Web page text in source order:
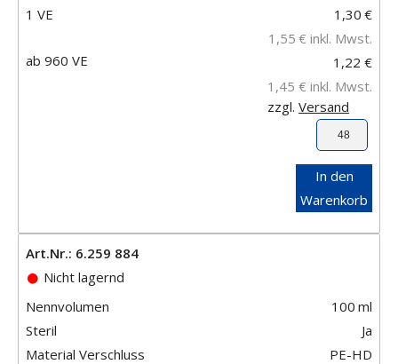
1 VE
1,30 €
1,55 € inkl. Mwst.
ab 960 VE
1,22 €
1,45 € inkl. Mwst.
zzgl. Versand
In den
Warenkorb
Art.Nr.: 6.259 884
Nicht lagernd
Nennvolumen
100 ml
Steril
Ja
Material Verschluss
PE-HD